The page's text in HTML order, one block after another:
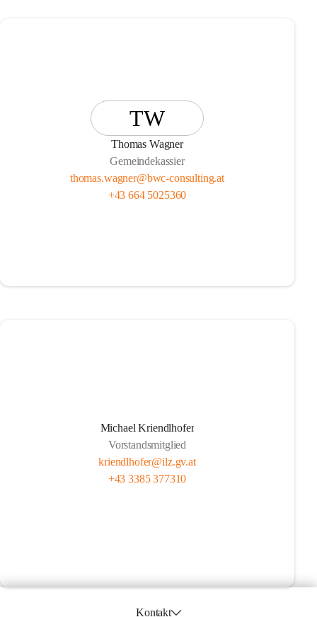
TW
Thomas Wagner
Gemeindekassier
thomas.wagner@bwc-consulting.at
+43 664 5025360
Michael Kriendlhofer
Vorstandsmitglied
kriendlhofer@ilz.gv.at
+43 3385 377310
Kontakt